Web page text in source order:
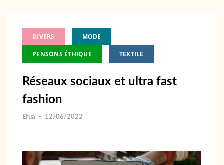
DIVERS MODE
PENSONS ÉTHIQUE TEXTILE
Réseaux sociaux et ultra fast
fashion
Efua - 12/06/2022